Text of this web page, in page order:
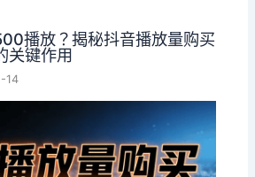
播放？揭秘抖音播放量购买
关键作用
14